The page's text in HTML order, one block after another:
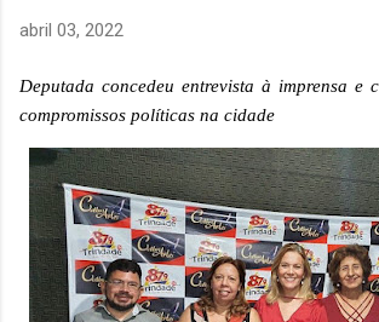
abril 03, 2022
Deputada concedeu entrevista à imprensa e
compromissos políticas na cidade